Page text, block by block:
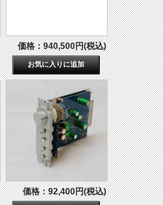
価格：940,500円(税込)
価格：92,400円(税込)